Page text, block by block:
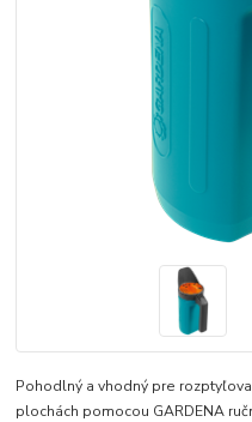
Pohodlný a vhodný pre
plochách pomocou GARDENA